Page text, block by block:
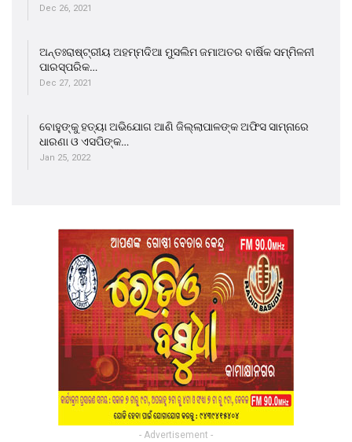
Dec 26, 2021
ଅନ୍ତଃରାଷ୍ଟ୍ରୀୟ ଅହମ୍ମଦିଆ ମୁସଲିମ ଜମାଅତର ବାର୍ଷିକ ସମ୍ମିଳନୀ
ପାରସ୍ପରିକ…
Dec 27, 2021
ବୋହୁଙ୍କୁ ହତ୍ୟା ଅଭିଯୋଗ ଆଣି ଜିଲ୍ଲାପାଳଙ୍କ ଅଫିସ ସାମ୍ନାରେ
ଧାରଣା ଓ ଏସପିଙ୍କ…
Jan 25, 2022
- Advertisement -